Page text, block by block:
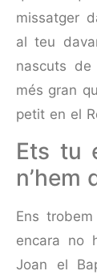
missatger
al teu
nascuts de
més gran
petit en el
Ets tu
n’hem
Ens
encara no
Joan el